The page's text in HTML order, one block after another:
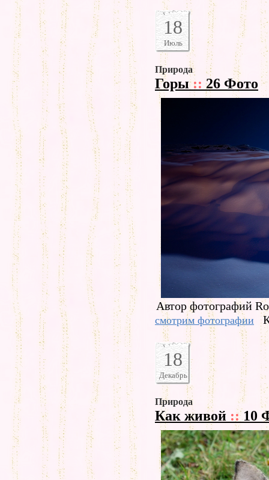
18
Июль
Природа
Горы:: 26 Фото
Автор фотографий
смотрим фотографии
18
Декабрь
Природа
Как живой ::10